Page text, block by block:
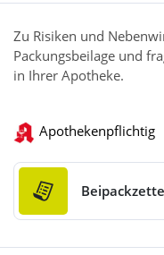
Zu Risiken und
Packungsbeilage und
in Ihrer Apotheke.
Apothekenpflichtig